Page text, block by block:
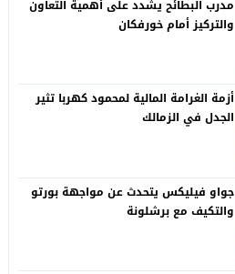
مدرب البطائح يشدد على أهمية التعاون
والتركيز أمام خورفكان
أزمة الغرامة المالية لمحمود كهربا تثير
الجدل في الزمالك
جواو فيليكس يتحدث عن مواجهة بورتو
والتكيف مع برشلونة